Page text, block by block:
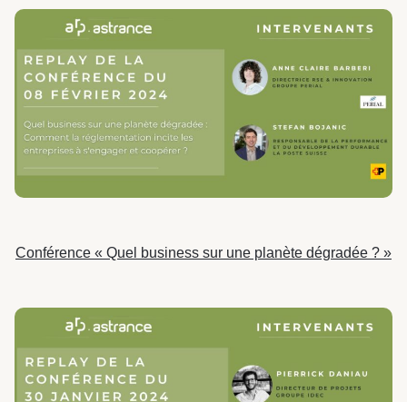
Conférence « Quel business sur une planète dégradée ? »